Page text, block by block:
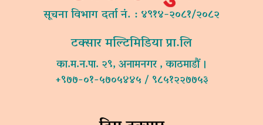
सूचना विभाग दर्ता नं. : ४९१४-२०८१/२०८२
टक्सार मल्टिमिडिया प्रा.लि
का.म.न.पा. २९, अनामनगर , काठमाडौं ।
+९७७-०१-५७०५४४५ / ९८५१२२७७५३